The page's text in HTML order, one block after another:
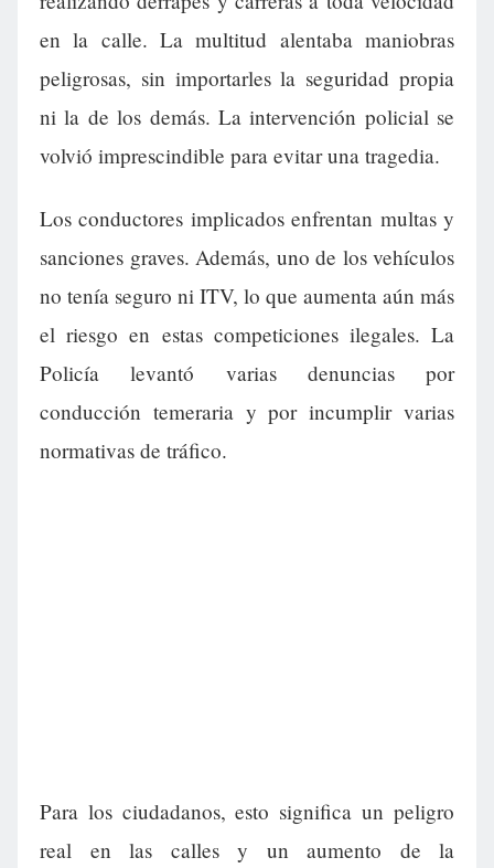
en la calle. La multitud alentaba maniobras
peligrosas, sin importarles la seguridad propia
ni la de los demás. La intervención policial se
volvió imprescindible para evitar una tragedia.
Los conductores implicados enfrentan multas y
sanciones graves. Además, uno de los vehículos
no tenía seguro ni ITV, lo que aumenta aún más
el riesgo en estas competiciones ilegales. La
Policía levantó varias denuncias por
conducción temeraria y por incumplir varias
normativas de tráfico.
Para los ciudadanos, esto significa un peligro
real en las calles y un aumento de la